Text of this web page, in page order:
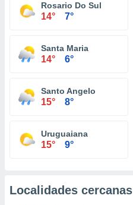
Rosario Do Sul
14° 7°
Santa Maria
14° 6°
Santo Angelo
15° 8°
Uruguaiana
15° 9°
Localidades cercanas